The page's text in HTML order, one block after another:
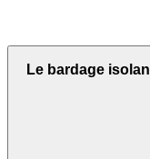
Le bardage